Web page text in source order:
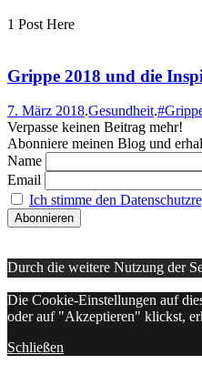
1 Post Here
Grippe 2018 und die
7. März 2018.Gesundheit.
Verpasse keinen Beitrag mehr!
Abonniere meinen Blog und
Name
Email
Ich stimme den
Durch die weitere Nutzung der
Die Cookie-Einstellungen auf
oder auf "Akzeptieren" klickst,
Schließen